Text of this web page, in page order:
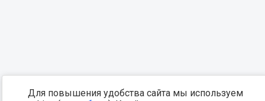
Для повышения удобства сайта мы используем